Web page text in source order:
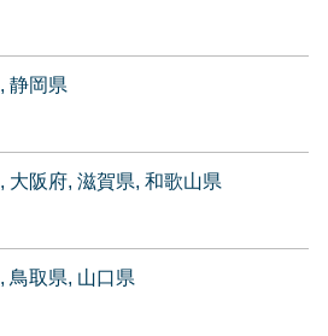
静岡県
大阪府 滋賀県 和歌山県
鳥取県 山口県